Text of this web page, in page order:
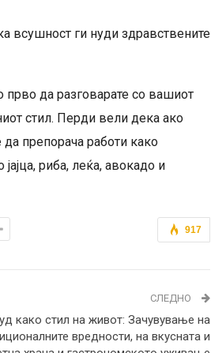
всушност ги нуди здравствените
да разговарате со вашиот
стил. Перди вели дека ако
препорача работи како
риба, леќа, авокадо и
917
СЛЕДНО
како стил на живот: Зачувување на
вредности, на вкусната и